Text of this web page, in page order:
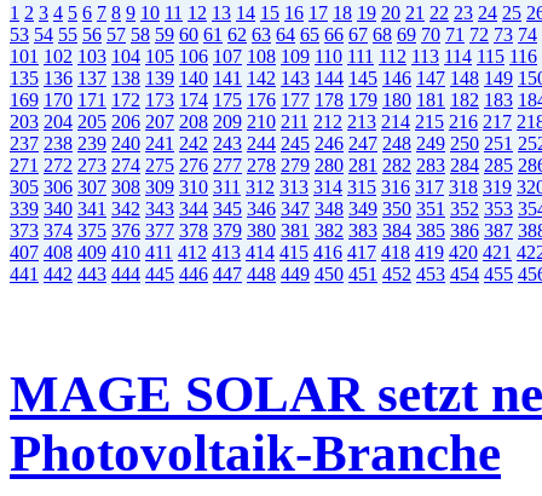
1 2 3 4 5 6 7 8 9 10 11 12 13 14 15 16 17 18 19 20 21 22 23 24 25
53 54 55 56 57 58 59 60 61 62 63 64 65 66 67 68 69 70 71 72 73 74
101 102 103 104 105 106 107 108 109 110 111 112 113 114 115 116
135 136 137 138 139 140 141 142 143 144 145 146 147 148 149
169 170 171 172 173 174 175 176 177 178 179 180 181 182 183
203 204 205 206 207 208 209 210 211 212 213 214 215 216 217
237 238 239 240 241 242 243 244 245 246 247 248 249 250 251
271 272 273 274 275 276 277 278 279 280 281 282 283 284 285
305 306 307 308 309 310 311 312 313 314 315 316 317 318 319
339 340 341 342 343 344 345 346 347 348 349 350 351 352 353
373 374 375 376 377 378 379 380 381 382 383 384 385 386 387
407 408 409 410 411 412 413 414 415 416 417 418 419 420 421
441 442 443 444 445 446 447 448 449 450 451 452 453 454 455
MAGE SOLAR setzt
Photovoltaik-Branche